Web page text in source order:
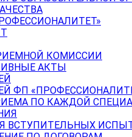
КОМИССИИ
АКТЫ
ФП
ПО КАЖДОЙ
ВСТУПИТЕЛЬНЫХ